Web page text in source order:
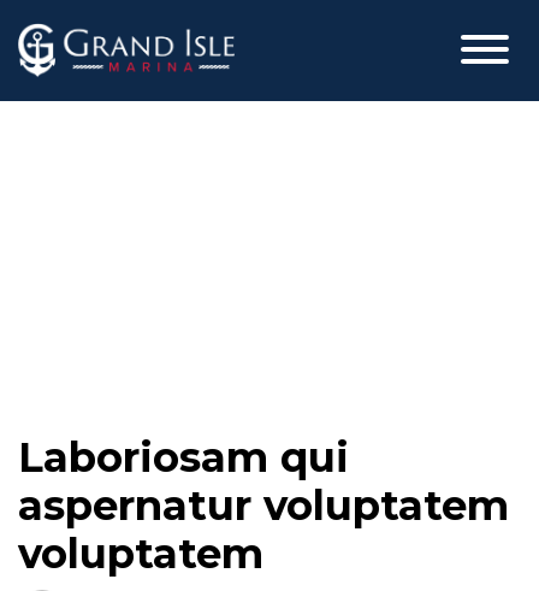
Skip
Laboriosam qui
aspernatur voluptatem
voluptatem